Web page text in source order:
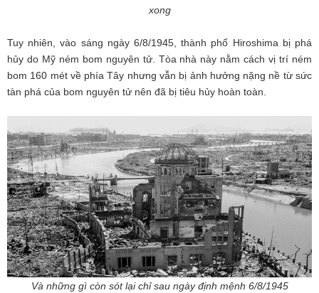
xong
Tuy nhiên, vào sáng ngày 6/8/1945, thành phố Hiroshima bị phá
hủy do Mỹ ném bom nguyên tử. Tòa nhà này nằm cách vị trí ném
bom 160 mét về phía Tây nhưng vẫn bị ảnh hưởng nặng nề từ sức
tàn phá của bom nguyên tử nên đã bị tiêu hủy hoàn toàn.
Và những gì còn sót lại chỉ sau ngày định mệnh 6/8/1945